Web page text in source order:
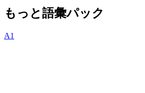
もっと語彙パック
A1